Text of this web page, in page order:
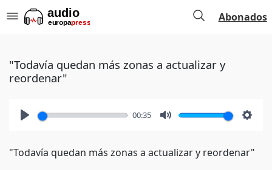
Abonados
"Todavía quedan más zonas a actualizar y
reordenar"
00:35
"Todavía quedan más zonas a actualizar y reordenar"